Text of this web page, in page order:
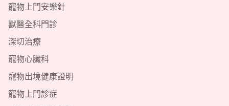
寵物上門安樂針
獸醫全科門診
深切治療
寵物心臟科
寵物出境健康證明
寵物上門診症